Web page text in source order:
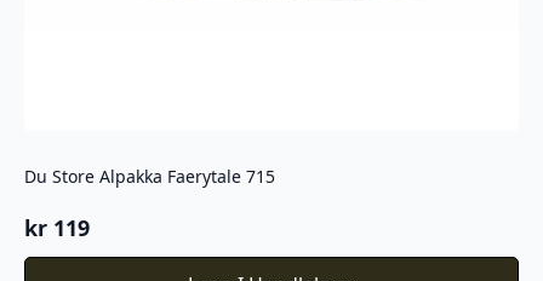
Du Store Alpakka Faerytale 715
kr 119